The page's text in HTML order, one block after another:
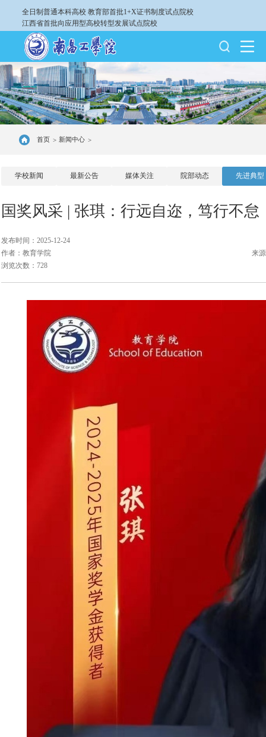
全日制普通本科高校 教育部首批1+X证书制度试点院校
江西省首批向应用型高校转型发展试点院校
首页 > 新闻中心 >
学校新闻 最新公告 媒体关注 院部动态 先进典型
国奖风采 | 张琪：行远自迩，笃行不怠
发布时间：2025-12-24
作者：教育学院
来
浏览次数：728